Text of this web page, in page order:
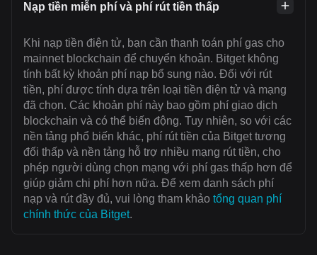
Nạp tiền miễn phí và phí rút tiền thấp
Khi nạp tiền điện tử, bạn cần thanh toán ‌phí gas cho
mainnet blockchain để chuyển khoản. Bitget không
tính bất kỳ khoản phí nạp bổ sung nào. Đối với rút
tiền, phí được tính dựa trên loại tiền điện tử và mạng
đã chọn. Các khoản phí này bao gồm phí giao dịch
blockchain và có thể biến động. Tuy nhiên, so với các
nền tảng phổ biến khác, phí rút tiền của Bitget tương
đối thấp và nền tảng hỗ trợ nhiều mạng rút tiền, cho
phép người dùng chọn mạng với ‌phí gas thấp hơn để
giúp giảm chi phí hơn nữa. Để xem danh sách phí
nạp và rút đầy đủ, vui lòng tham khảo tổng quan phí
chính thức của Bitget.